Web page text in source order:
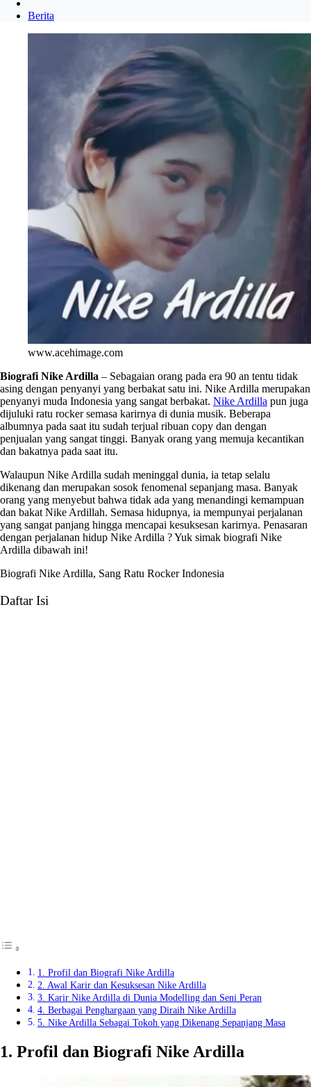
Berita
www.acehimage.com
Biografi Nike Ardilla – Sebagaian orang pada era 90 an tentu tidak
asing dengan penyanyi yang berbakat satu ini. Nike Ardilla merupakan
penyanyi muda Indonesia yang sangat berbakat. Nike Ardilla pun juga
dijuluki ratu rocker semasa karirnya di dunia musik. Beberapa
albumnya pada saat itu sudah terjual ribuan copy dan dengan
penjualan yang sangat tinggi. Banyak orang yang memuja kecantikan
dan bakatnya pada saat itu.
Walaupun Nike Ardilla sudah meninggal dunia, ia tetap selalu
dikenang dan merupakan sosok fenomenal sepanjang masa. Banyak
orang yang menyebut bahwa tidak ada yang menandingi kemampuan
dan bakat Nike Ardillah. Semasa hidupnya, ia mempunyai perjalanan
yang sangat panjang hingga mencapai kesuksesan karirnya. Penasaran
dengan perjalanan hidup Nike Ardilla ? Yuk simak biografi Nike
Ardilla dibawah ini!
Biografi Nike Ardilla, Sang Ratu Rocker Indonesia
Daftar Isi
1. Profil dan Biografi Nike Ardilla
2. Awal Karir dan Kesuksesan Nike Ardilla
3. Karir Nike Ardilla di Dunia Modelling dan Seni Peran
4. Berbagai Penghargaan yang Diraih Nike Ardilla
5. Nike Ardilla Sebagai Tokoh yang Dikenang Sepanjang Masa
1. Profil dan Biografi Nike Ardilla